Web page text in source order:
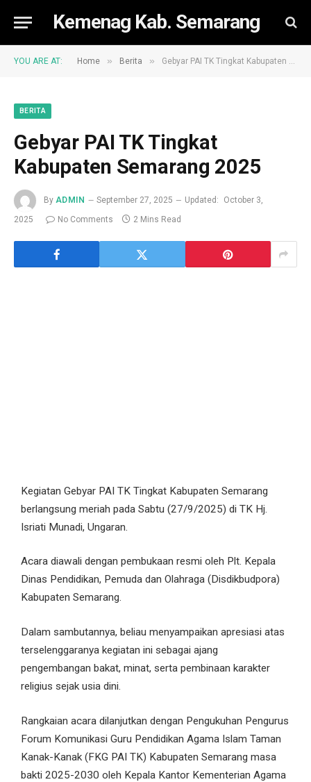
Kemenag Kab. Semarang
YOU ARE AT: Home » Berita » Gebyar PAI TK Tingkat Kabupaten Semarang 2025
BERITA
Gebyar PAI TK Tingkat
Kabupaten Semarang 2025
By ADMIN September 27, 2025 Updated:
October 3,
2025
No Comments 2 Mins Read
Kegiatan Gebyar PAI TK Tingkat Kabupaten Semarang
berlangsung meriah pada Sabtu (27/9/2025) di TK Hj.
Isriati Munadi, Ungaran.
Acara diawali dengan pembukaan resmi oleh Plt. Kepala
Dinas Pendidikan, Pemuda dan Olahraga (Disdikbudpora)
Kabupaten Semarang.
Dalam sambutannya, beliau menyampaikan apresiasi atas
terselenggaranya kegiatan ini sebagai ajang
pengembangan bakat, minat, serta pembinaan karakter
religius sejak usia dini.
Rangkaian acara dilanjutkan dengan Pengukuhan Pengurus
Forum Komunikasi Guru Pendidikan Agama Islam Taman
Kanak-Kanak (FKG PAI TK) Kabupaten Semarang masa
bakti 2025-2030 oleh Kepala Kantor Kementerian Agama